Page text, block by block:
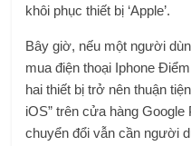
khôi phục thiết bị ‘Apple’.
Bây giờ, nếu một người
muađiện thoại Iphone
hai thiết bị trở nên thuận
iOS” trên cửa hàng
chuyển đổi vẫn cần người